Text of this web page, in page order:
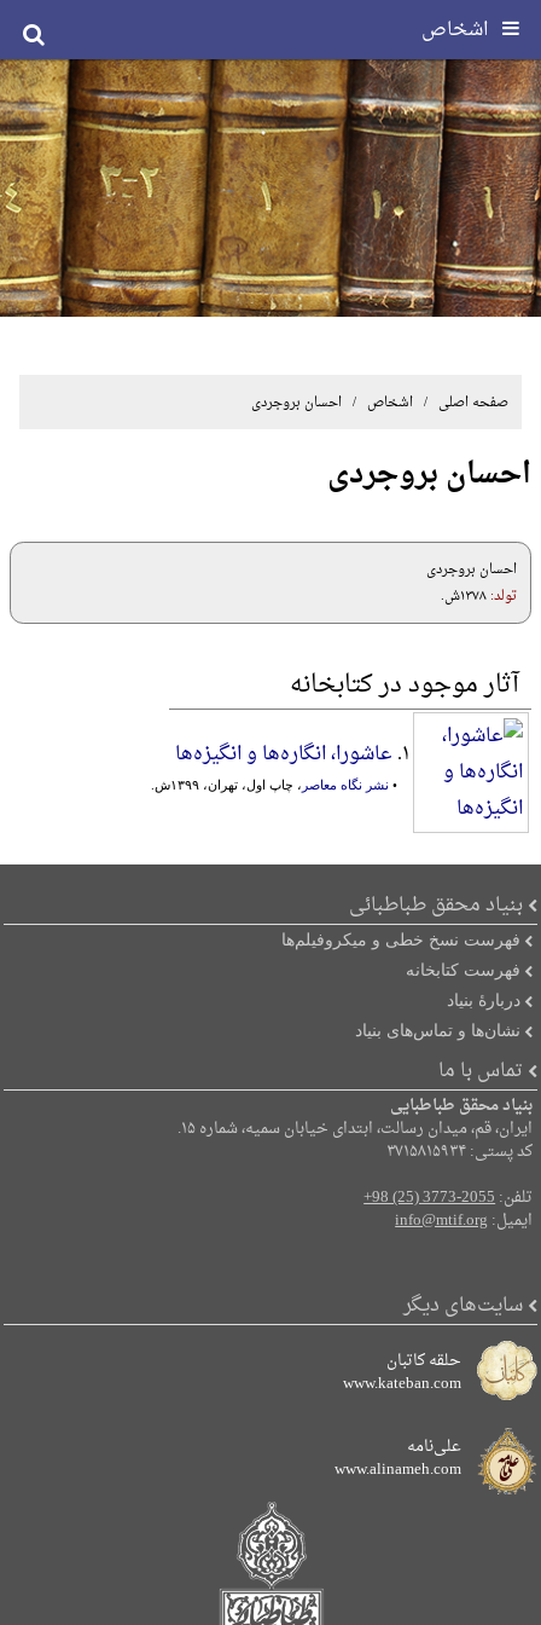
اشخاص
صفحه اصلی / اشخاص / احسان بروجردی
احسان بروجردی
احسان بروجردی
تولد:۱۳۷۸ش.
آثار موجود در کتابخانه
۱. عاشورا، انگاره‌ها و انگیزه‌ها
• نشر نگاه معاصر ، چاپ اول، تهران، ۱۳۹۹ش.
بنیاد محقق طباطبائی
فهرست نسخ خطی و میکروفیلم‌ها
فهرست کتابخانه
دربارۀ بنیاد
نشان‌ها و تماس‌های بنیاد
تماس با ما
بنیاد محقق طباطبایی
ایران، قم، میدان رسالت، ابتدای خیابان سمیه، شماره ۱۵.
کد پستی: ۳۷۱۵۸۱۵۹۳۴
تلفن:+98 (25) 3773-2055
ایمیل:info@mtif.org
سایت‌های دیگر
حلقه کاتبان
www.kateban.com
علی‌نامه
www.alinameh.com